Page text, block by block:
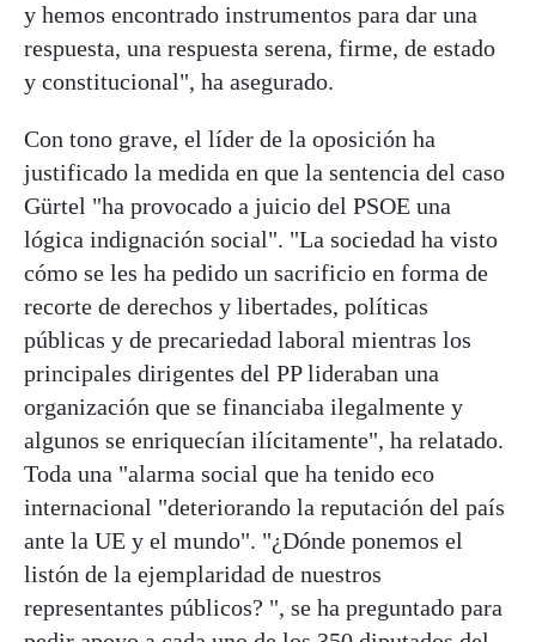
y hemos encontrado instrumentos para dar una
respuesta, una respuesta serena, firme, de estado
y constitucional", ha asegurado.
Con tono grave, el líder de la oposición ha
justificado la medida en que la sentencia del caso
Gürtel "ha provocado a juicio del PSOE una
lógica indignación social". "La sociedad ha visto
cómo se les ha pedido un sacrificio en forma de
recorte de derechos y libertades, políticas
públicas y de precariedad laboral mientras los
principales dirigentes del PP lideraban una
organización que se financiaba ilegalmente y
algunos se enriquecían ilícitamente", ha relatado.
Toda una "alarma social que ha tenido eco
internacional "deteriorando la reputación del país
ante la UE y el mundo". "¿Dónde ponemos el
listón de la ejemplaridad de nuestros
representantes públicos? ", se ha preguntado para